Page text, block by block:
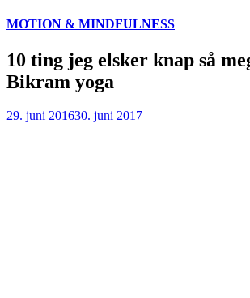
Skip
content
MOTION & MINDFULNESS
10 ting jeg elsker knap så
Bikram yoga
29. juni 201630. juni 2017